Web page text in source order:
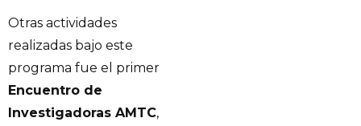
Otras actividades
realizadas bajo este
programa fue el primer
Encuentro de
Investigadoras AMTC,